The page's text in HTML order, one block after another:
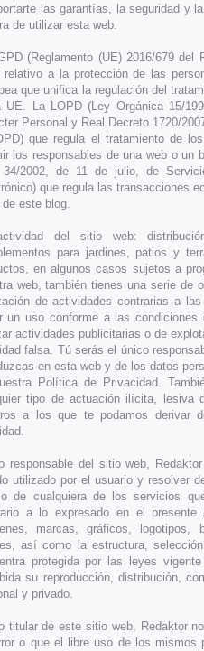
las garantías, la seguridad y
de utilizar esta web.
(Reglamento (UE) 2016/679
relativo a la protección de las
que unifica la regulación del
UE. La LOPD (Ley Orgánica 15/
Personal y Real Decreto 1720/
que regula el tratamiento de
los responsables de una web o un
34/2002, de 11 de julio, de
que regula las transacciones
este blog.
del sitio web:
para jardines, patios y
en algunos casos sujetos a
web, también tienes una serie de
de actividades contrarias a
un uso conforme a las
actividades publicitarias o de
falsa. Tú serás el único
en esta web y de los datos
Política de Privacidad.
tipo de actuación ilícita, lesiva
a los que te podamos derivar
responsable del sitio web,
utilizado por el usuario y resolver
de cualquiera de los servicios
a lo expresado en el
marcas, gráficos, logotipos,
así como la estructura,
protegida por las leyes
su reproducción, distribución,
y privado.
titular de este sitio web, Redaktor
o que el libre uso de los mismos